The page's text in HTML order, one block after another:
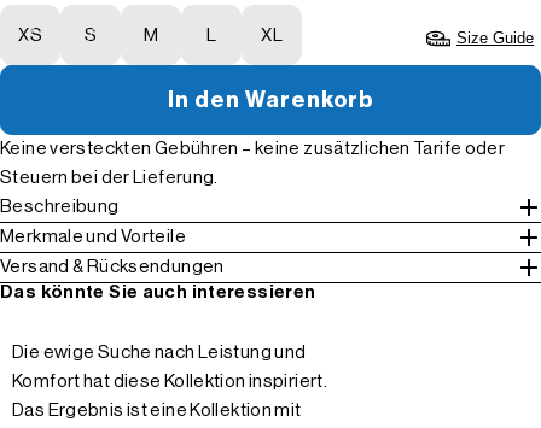
XS S M XL Size Guide
In den Warenkorb
Keine versteckten Gebühren – keine zusätzlichen Tarife oder
Steuern bei der Lieferung.
Beschreibung
Merkmale und Vorteile
Versand & Rücksendungen
Das könnte Sie auch interessieren
Die ewige Suche nach Leistung und
Komfort hat diese Kollektion inspiriert.
Das Ergebnis ist eine Kollektion mit